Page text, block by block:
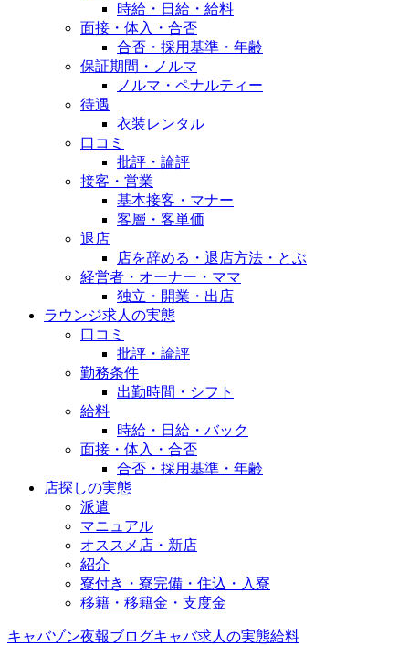
時給・日給・給料
面接・体入・合否
合否・採用基準・年齢
保証期間・ノルマ
ノルマ・ペナルティー
待遇
衣装レンタル
口コミ
批評・論評
接客・営業
基本接客・マナー
客層・客単価
退店
店を辞める・退店方法・とぶ
経営者・オーナー・ママ
独立・開業・出店
ラウンジ求人の実態
口コミ
批評・論評
勤務条件
出勤時間・シフト
給料
時給・日給・バック
面接・体入・合否
合否・採用基準・年齢
店探しの実態
派遣
マニュアル
オススメ店・新店
紹介
寮付き・寮完備・住込・入寮
移籍・移籍金・支度金
キャバゾン夜報ブログキャバ求人の実態給料